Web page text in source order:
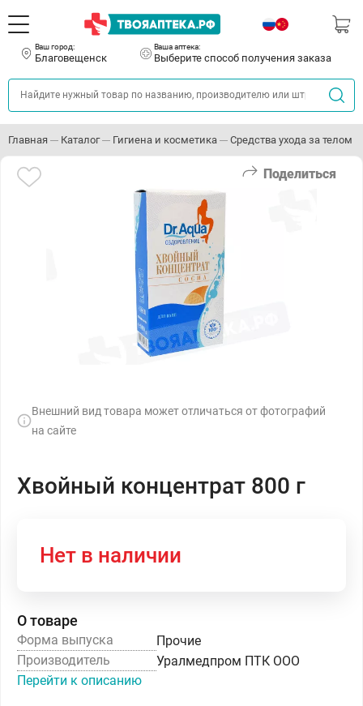
Ваш город:
Благовещенск
Ваша аптека:
Выберите способ получения заказа
Главная Каталог Гигиена и косметика Средства ухода за телом
Поделиться
Внешний вид товара может отличаться от фотографий
на сайте
Хвойный концентрат 800 г
Нет в наличии
О товаре
Форма выпуска
Прочие
Производитель
Уралмедпром ПТК ООО
Перейти к описанию